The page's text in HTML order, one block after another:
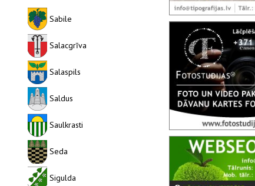
Sabile
Salacgrīva
Salaspils
Saldus
Saulkrasti
Seda
Sigulda